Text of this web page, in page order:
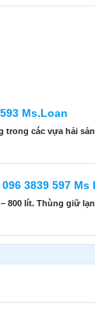
Ms.Loan
các vựa hải
3839 597 Ms
800 lít. Thùng giữ